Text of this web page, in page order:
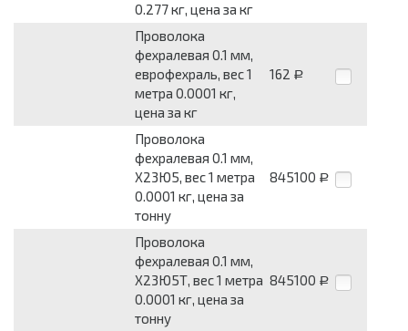
0.277 кг, цена за кг
Проволока
фехралевая 0.1 мм,
еврофехраль, вес 1
метра 0.0001 кг,
цена за кг
162 Р
Проволока
фехралевая 0.1 мм,
Х23Ю5, вес 1 метра
0.0001 кг, цена за
тонну
845100 Р
Проволока
фехралевая 0.1 мм,
Х23Ю5Т, вес 1 метра
0.0001 кг, цена за
тонну
845100 Р